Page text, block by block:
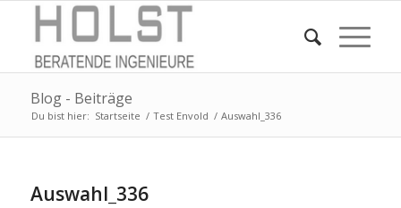
Blog - Beiträge
Du bist hier: Startseite / Test Envold / Auswahl_336
Auswahl_336